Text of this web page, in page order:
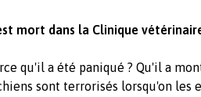
mort dans la Clinique
qu'il a été paniqué ? Qu'il a
sont terrorisés lorsqu'on les